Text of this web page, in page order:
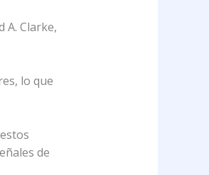
A. Clarke,
lo que
de